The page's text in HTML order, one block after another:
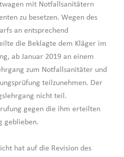
mit Notfallsanitätern
zu besetzen. Wegen des
an entsprechend
die Beklagte dem Kläger im
ab Januar 2019 an einem
zum Notfallsanitäter und
teilzunehmen. Der
nicht teil.
gegen die ihm erteilten
geblieben.
hat auf die Revision des